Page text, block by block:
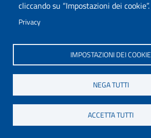
cliccando su “Impostazioni dei cookie”.
Privacy
IMPOSTAZIONI DEI COOKIE
NEGA TUTTI
ACCETTA TUTTI
Professori associati
079228223
mlcossu@uniss.it
MEDICINA, CHIRURGIA E FARMACIA
SASSARI - Viale San Pietro